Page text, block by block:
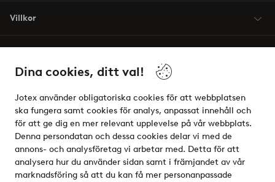
Dina cookies, ditt val!
Jotex använder obligatoriska cookies för att webbplatsen
ska fungera samt cookies för analys, anpassat innehåll och
för att ge dig en mer relevant upplevelse på vår webbplats.
Denna persondatan och dessa cookies delar vi med de
annons- och analysföretag vi arbetar med. Detta för att
analysera hur du använder sidan samt i främjandet av vår
marknadsföring så att du kan få mer personanpassade
Villkor
Säkra betalningar - Betala direkt eller dela upp
Vill du veta mer om våra betalalternativ?
elpy